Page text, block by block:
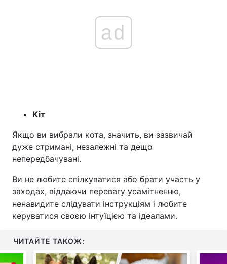
ad
Кіт
Якщо ви вибрали кота, значить, ви зазвичай
дуже стримані, незалежні та дещо
непередбачувані.
Ви не любите спілкуватися або брати участь у
заходах, віддаючи перевагу усамітненню,
ненавидите слідувати інструкціям і любите
керуватися своєю інтуїцією та ідеалами.
ЧИТАЙТЕ ТАКОЖ: